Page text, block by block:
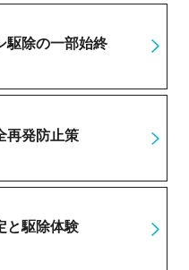
駆除の一部始終
再発防止策
と駆除体験